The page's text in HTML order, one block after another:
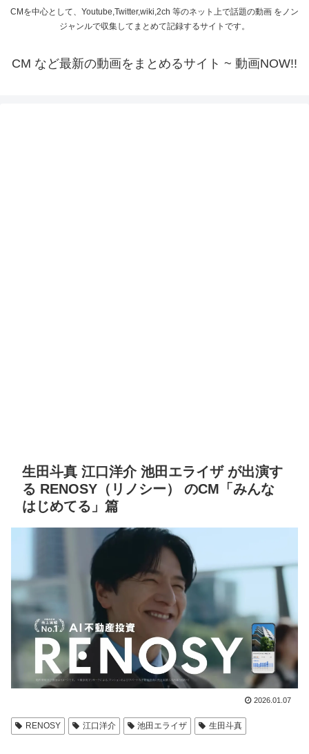
CMを中心として、Youtube,Twitter,wiki,2ch 等のネット上で話題の動画 をノン
ジャンルで収集してまとめて記録するサイトです。
CM など最新の動画をまとめるサイト ~ 動画NOW!!
生田斗真 江口洋介 池田エライザ が出演す
る RENOSY（リノシー） のCM「みんな
はじめてる」篇
2026.01.07
RENOSY 江口洋介 池田エライザ 生田斗真